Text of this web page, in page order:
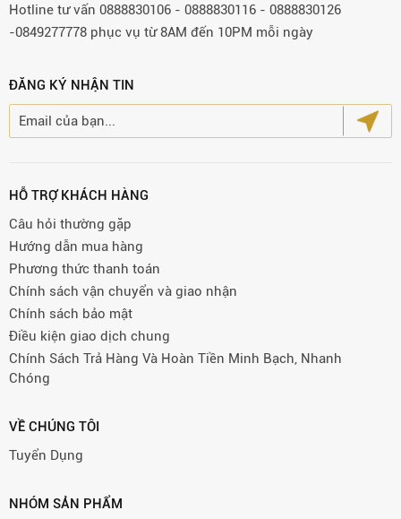
Hotline tư vấn 0888830106 - 0888830116 - 0888830126
-0849277778 phục vụ từ 8AM đến 10PM mỗi ngày
ĐĂNG KÝ NHẬN TIN
HỖ TRỢ KHÁCH HÀNG
Câu hỏi thường gặp
Hướng dẫn mua hàng
Phương thức thanh toán
Chính sách vận chuyển và giao nhận
Chính sách bảo mật
Điều kiện giao dịch chung
Chính Sách Trả Hàng Và Hoàn Tiền Minh Bạch, Nhanh
Chóng
VỀ CHÚNG TÔI
Tuyển Dụng
NHÓM SẢN PHẨM